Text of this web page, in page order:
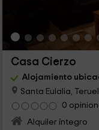
Casa Cierzo
Alojamiento
Santa Eulalia, Teruel
0
Alquiler íntegro